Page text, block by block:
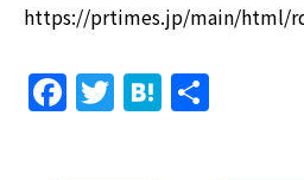
https://prtimes.jp/main/html/
Facebook
TwitterHatena